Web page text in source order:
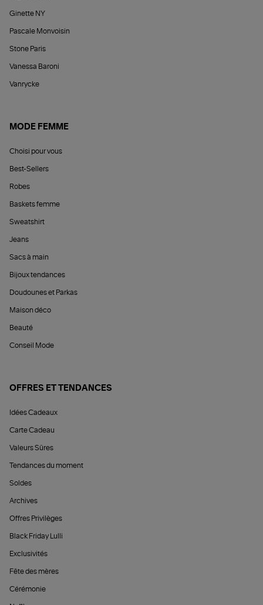
Ginette NY
Pascale Monvoisin
Stone Paris
Vanessa Baroni
Vanrycke
MODE FEMME
Choisi pour vous
Best-Sellers
Robes
Baskets femme
Sweatshirt
Jeans
Sacs à main
Bijoux tendances
Doudounes et Parkas
Maison déco
Beauté
Conseil Mode
OFFRES ET TENDANCES
Idées Cadeaux
Carte Cadeau
Valeurs Sûres
Tendances du moment
Soldes
Archives
Offres Privilèges
Black Friday Lulli
Exclusivités
Fête des mères
Cérémonie